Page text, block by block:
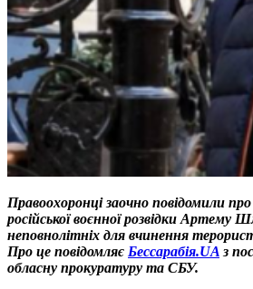
Правоохоронці заочно повідомили про
російської воєнної розвідки Артему
неповнолітніх для вчинення
Про це повідомляє Бессарабія.UA з
обласну прокуратуру та СБУ.